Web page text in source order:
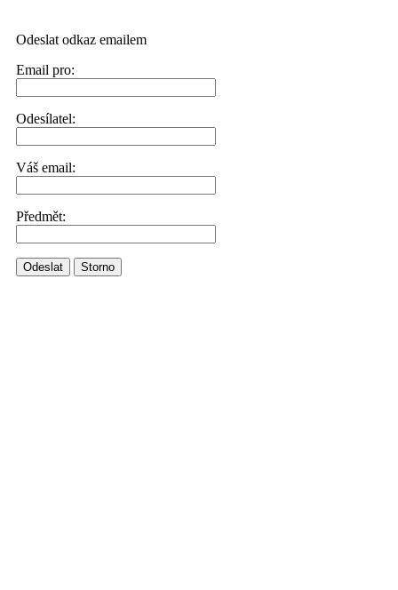
Odeslat odkaz emailem
Email pro:
Odesílatel:
Váš email:
Předmět:
Odeslat Storno